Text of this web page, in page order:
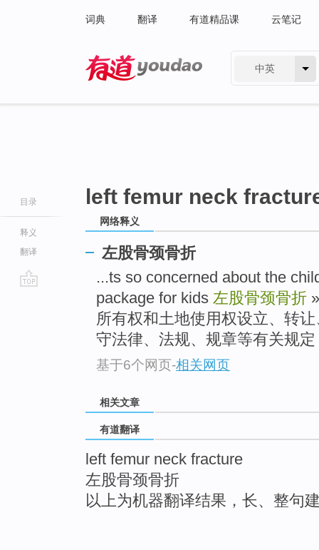
词典 翻译 有道精品课 云笔记
中英
目录
释义
翻译
left femur neck
网络释义
左股骨颈骨折
...ts so concerned about the
package for kids 左股骨颈骨折
所有权和土地使用权设立、转
守法律、法规、规章等有关规
基于6个网页-相关网页
相关文章
有道翻译
left femur neck fracture
左股骨颈骨折
以上为机器翻译结果，长、整句